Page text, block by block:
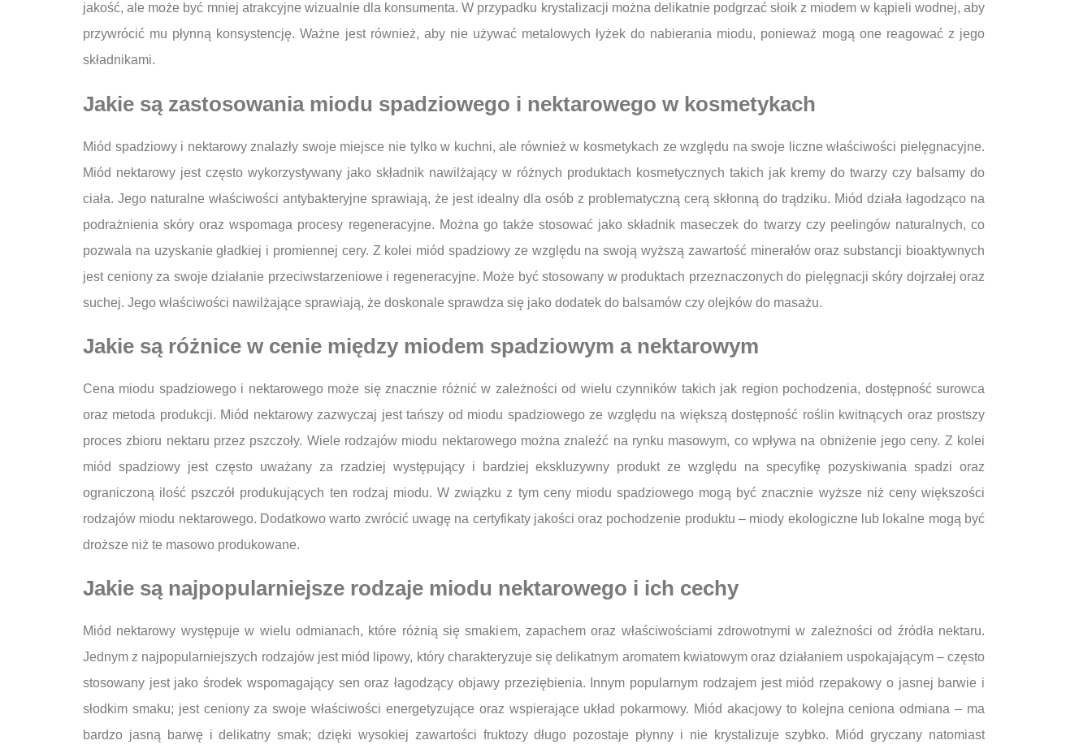
jakość, ale może być mniej atrakcyjne wizualnie dla konsumenta. W przypadku krystalizacji można delikatnie podgrzać słoik z miodem w kąpieli wodnej, aby
przywrócić mu płynną konsystencję. Ważne jest również, aby nie używać metalowych łyżek do nabierania miodu, ponieważ mogą one reagować z jego
składnikami.
Jakie są zastosowania miodu spadziowego i nektarowego w kosmetykach
Miód spadziowy i nektarowy znalazły swoje miejsce nie tylko w kuchni, ale również w kosmetykach ze względu na swoje liczne właściwości pielęgnacyjne.
Miód nektarowy jest często wykorzystywany jako składnik nawilżający w różnych produktach kosmetycznych takich jak kremy do twarzy czy balsamy do
ciała. Jego naturalne właściwości antybakteryjne sprawiają, że jest idealny dla osób z problematyczną cerą skłonną do trądziku. Miód działa łagodząco na
podrażnienia skóry oraz wspomaga procesy regeneracyjne. Można go także stosować jako składnik maseczek do twarzy czy peelingów naturalnych, co
pozwala na uzyskanie gładkiej i promiennej cery. Z kolei miód spadziowy ze względu na swoją wyższą zawartość minerałów oraz substancji bioaktywnych
jest ceniony za swoje działanie przeciwstarzeniowe i regeneracyjne. Może być stosowany w produktach przeznaczonych do pielęgnacji skóry dojrzałej oraz
suchej. Jego właściwości nawilżające sprawiają, że doskonale sprawdza się jako dodatek do balsamów czy olejków do masażu.
Jakie są różnice w cenie między miodem spadziowym a nektarowym
Cena miodu spadziowego i nektarowego może się znacznie różnić w zależności od wielu czynników takich jak region pochodzenia, dostępność surowca
oraz metoda produkcji. Miód nektarowy zazwyczaj jest tańszy od miodu spadziowego ze względu na większą dostępność roślin kwitnących oraz prostszy
proces zbioru nektaru przez pszczoły. Wiele rodzajów miodu nektarowego można znaleźć na rynku masowym, co wpływa na obniżenie jego ceny. Z kolei
miód spadziowy jest często uważany za rzadziej występujący i bardziej ekskluzywny produkt ze względu na specyfikę pozyskiwania spadzi oraz
ograniczoną ilość pszczół produkujących ten rodzaj miodu. W związku z tym ceny miodu spadziowego mogą być znacznie wyższe niż ceny większości
rodzajów miodu nektarowego. Dodatkowo warto zwrócić uwagę na certyfikaty jakości oraz pochodzenie produktu – miody ekologiczne lub lokalne mogą być
droższe niż te masowo produkowane.
Jakie są najpopularniejsze rodzaje miodu nektarowego i ich cechy
Miód nektarowy występuje w wielu odmianach, które różnią się smakiem, zapachem oraz właściwościami zdrowotnymi w zależności od źródła nektaru.
Jednym z najpopularniejszych rodzajów jest miód lipowy, który charakteryzuje się delikatnym aromatem kwiatowym oraz działaniem uspokajającym – często
stosowany jest jako środek wspomagający sen oraz łagodzący objawy przeziębienia. Innym popularnym rodzajem jest miód rzepakowy o jasnej barwie i
słodkim smaku; jest ceniony za swoje właściwości energetyzujące oraz wspierające układ pokarmowy. Miód akacjowy to kolejna ceniona odmiana – ma
bardzo jasną barwę i delikatny smak; dzięki wysokiej zawartości fruktozy długo pozostaje płynny i nie krystalizuje szybko. Miód gryczany natomiast